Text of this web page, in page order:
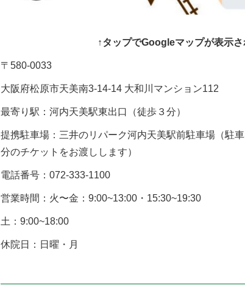
↑タップでGoogleマップが表示
〒580-0033
大阪府松原市天美南3-14-14 大和川マンション112
最寄り駅：河内天美駅東出口（徒歩３分）
提携駐車場：三井のリパーク河内天美駅前駐車場（駐
分のチケットをお渡しします）
電話番号：072-333-1100
営業時間：火〜金：9:00~13:00・15:30~19:30
土：9:00~18:00
休院日：日曜・月